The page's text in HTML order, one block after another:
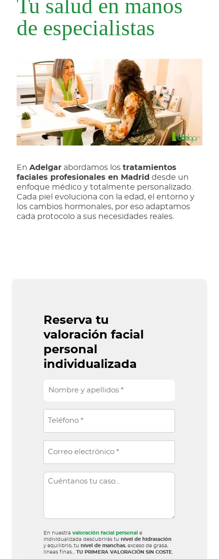
Tu salud en manos
de especialistas
EnAdelgar abordamos lostratamientos
faciales profesionales en Madrid desde un
enfoque médico y totalmente personalizado.
Cada piel evoluciona con la edad, el entorno y
los cambios hormonales, por eso adaptamos
cada protocolo a sus necesidades reales.
Reserva tu
valoración facial
personal
individualizada
m
b
r
e
O
b
o
o
)
é
f
o
n
O
li
g
a
li
g
a
C
l
t
En nuestravaloración facial personal e
individualizada descubrirás tunivel de hidratación
y equilibrio, tunivel de manchas, exceso de grasa,
líneas finas...TU PRIMERA VALORACIÓN SIN COSTE